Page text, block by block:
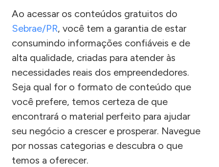
Ao acessar os conteúdos gratuitos do
Sebrae/PR, você tem a garantia de estar
consumindo informações confiáveis e de
alta qualidade, criadas para atender às
necessidades reais dos empreendedores.
Seja qual for o formato de conteúdo que
você prefere, temos certeza de que
encontrará o material perfeito para ajudar
seu negócio a crescer e prosperar. Navegue
por nossas categorias e descubra o que
temos a oferecer.